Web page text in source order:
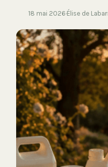
18 mai 2026·Élise de